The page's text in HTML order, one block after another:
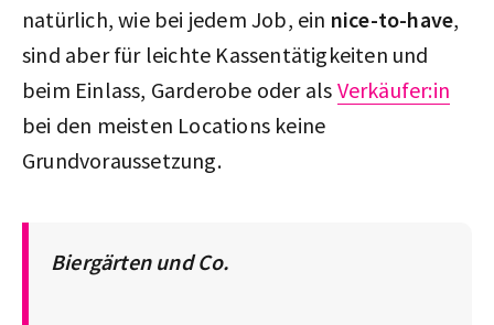
natürlich, wie bei jedem Job, ein nice-to-have,
sind aber für leichte Kassentätigkeiten und
beim Einlass, Garderobe oder als Verkäufer:in
bei den meisten Locations keine
Grundvoraussetzung.
Biergärten und Co.